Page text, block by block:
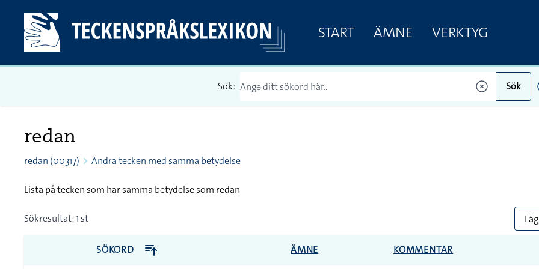
START ÄMNE VERKTYG
Sök: Sök
redan
redan (00317) Andra tecken med samma betydelse
Lista på tecken som har samma betydelse som redan
Sökresultat: 1 st
SÖKORD ÄMNE KOMMENTAR